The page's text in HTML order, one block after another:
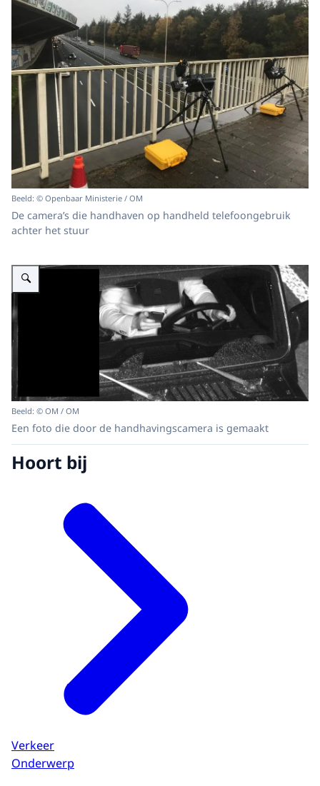
Beeld: © Openbaar Ministerie / OM
De camera’s die handhaven op handheld telefoongebruik
achter het stuur
Vergroot afbeelding Telefoon vasthouden achter het stuur
Beeld: © OM / OM
Een foto die door de handhavingscamera is gemaakt
Hoort bij
Verkeer
Onderwerp